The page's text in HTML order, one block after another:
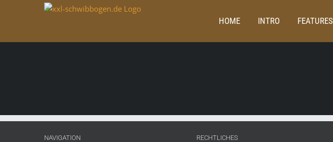
HOME INTRO FEATURES
NAVIGATION RECHTLICHES